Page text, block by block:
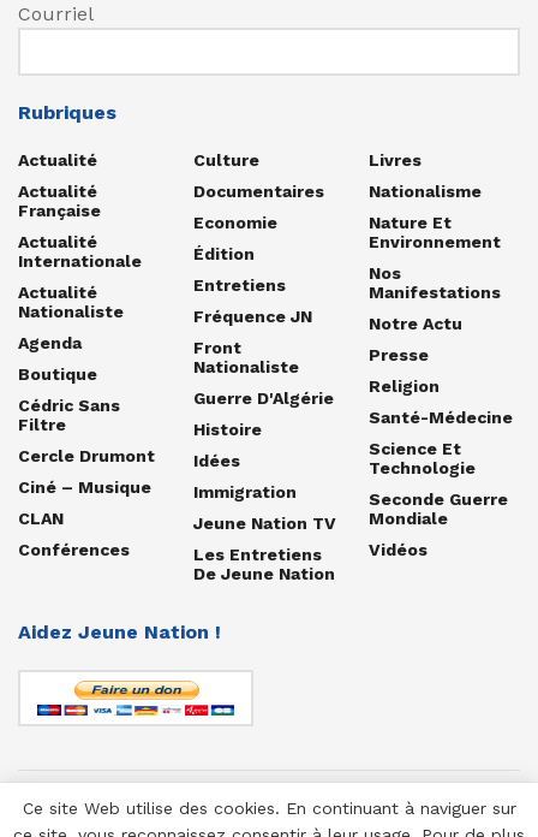
Courriel
Rubriques
Actualité
Actualité
Française
Actualité
Internationale
Actualité
Nationaliste
Agenda
Boutique
Cédric Sans
Filtre
Cercle Drumont
Ciné – Musique
CLAN
Conférences
Culture
Documentaires
Economie
Édition
Entretiens
Fréquence JN
Front
Nationaliste
Guerre D'Algérie
Histoire
Idées
Immigration
Jeune Nation TV
Les Entretiens
De Jeune Nation
Livres
Nationalisme
Nature Et
Environnement
Nos
Manifestations
Notre Actu
Presse
Religion
Santé-Médecine
Science Et
Technologie
Seconde Guerre
Mondiale
Vidéos
Aidez Jeune Nation !
© 1958-2025 Jeune Nation
Ce site Web utilise des cookies. En continuant à naviguer sur